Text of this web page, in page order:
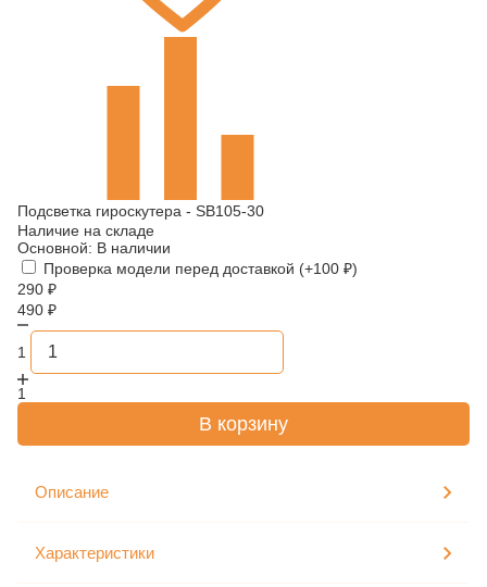
Подсветка гироскутера - SB105-30
Наличие на складе
Основной: В наличии
Проверка модели перед доставкой (+100 ₽)
290 ₽
490 ₽
1
1
В корзину
Описание
Характеристики